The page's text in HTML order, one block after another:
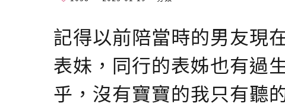
記得以前陪當時的男友現
表妹，同行的表姊也有過
乎，沒有寶寶的我只有聽